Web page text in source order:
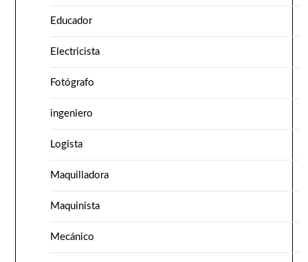
Educador
Electricista
Fotógrafo
ingeniero
Logista
Maquilladora
Maquinista
Mecánico